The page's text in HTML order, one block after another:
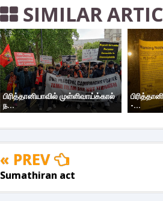
SIMILAR
பிரித்தானியாவில் முள்ளிவாய்க்கால்
ந...
-...
« PREV
Sumathiran act